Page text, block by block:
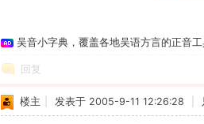
吴音小字典，覆盖各地吴语方言的正音
回复
楼主 发表于 2005-9-11 12:26:28